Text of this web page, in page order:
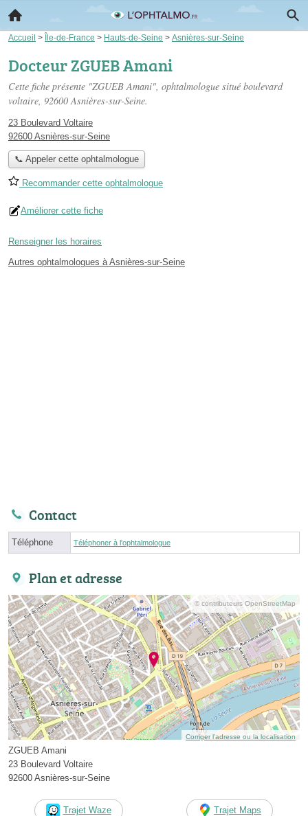
Accueil > Île-de-France > Hauts-de-Seine > Asnières-sur-Seine
Docteur ZGUEB Amani
Cette fiche présente "ZGUEB Amani", ophtalmologue situé boulevard
voltaire, 92600 Asnières-sur-Seine.
23 Boulevard Voltaire
92600 Asnières-sur-Seine
📞 Appeler cette ophtalmologue
Recommander cette ophtalmologue
Améliorer cette fiche
Renseigner les horaires
Autres ophtalmologues à Asnières-sur-Seine
Contact
Téléphone Téléphoner à l'ophtalmologue
Plan et adresse
© contributeurs OpenStreetMap
Corriger l’adresse ou la localisation
ZGUEB Amani
23 Boulevard Voltaire
92600 Asnières-sur-Seine
Trajet Waze Trajet Maps